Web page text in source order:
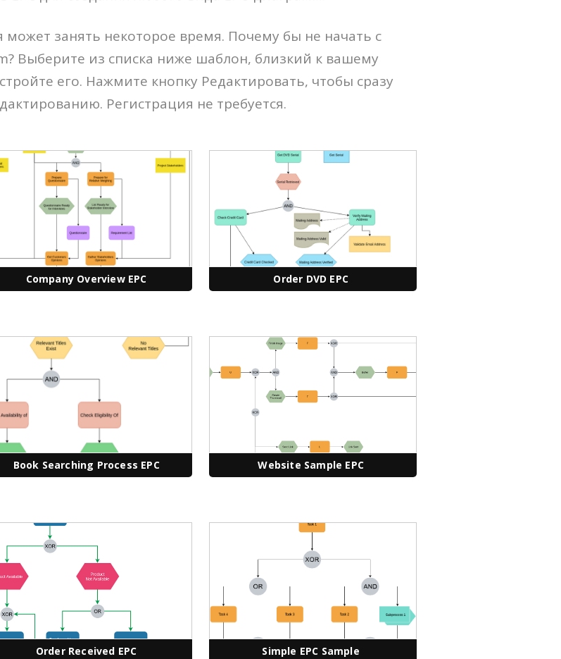
может занять некоторое время. Почему бы не начать с
Выберите из списка ниже шаблон, близкий к вашему
его. Нажмите кнопку Редактировать, чтобы сразу
Регистрация не требуется.
Company Overview EPC Order DVD EPC
Book Searching Process EPC Website Sample EPC
Order Received EPC Simple EPC Sample